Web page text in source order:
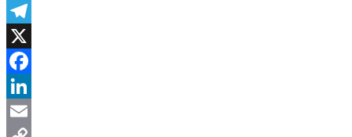
WhatsApp
Telegram
X
Facebook
LinkedIn